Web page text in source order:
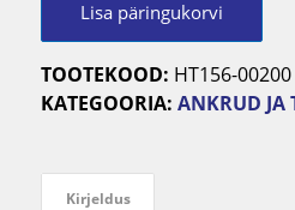
Lisa päringukorvi
TOOTEKOOD: HT156-00200
KATEGOORIA: ANKRUD JA
Kirjeldus